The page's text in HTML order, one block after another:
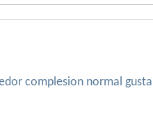
complesion normal